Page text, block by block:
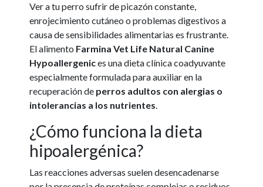
Ver a tu perro sufrir de picazón constante,
enrojecimiento cutáneo o problemas digestivos a
causa de sensibilidades alimentarias es frustrante.
El alimento Farmina Vet Life Natural Canine
Hypoallergenices una dieta clínica coadyuvante
especialmente formulada para auxiliar en la
recuperación de perros adultos con alergias o
intolerancias a los nutrientes.
¿Cómo funciona la dieta
hipoalergénica?
Las reacciones adversas suelen desencadenarse